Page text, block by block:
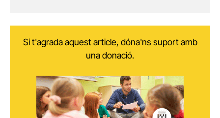
Si t'agrada aquest article, dóna'ns suport amb
una donació.